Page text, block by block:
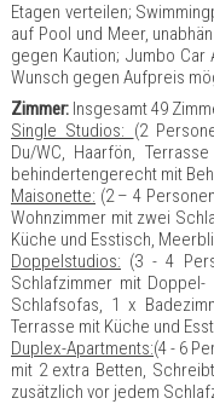
Etagen verteilen;
auf Pool und Meer,
gegen Kaution; Jumbo Car
Wunsch gegen Aufpreis
Zimmer: Insgesamt 49
Single Studios: (2
Du/WC, Haarfön,
behindertengerecht mit
Maisonette: (2 – 4
Wohnzimmer mit zwei
Küche und Esstisch,
Doppelstudios: (3 - 4
Schlafzimmer mit
Schlafsofas, 1 x
Terrasse mit Küche und
Duplex-Apartments:(4 - 6
mit 2 extra Betten,
zusätzlich vor jedem